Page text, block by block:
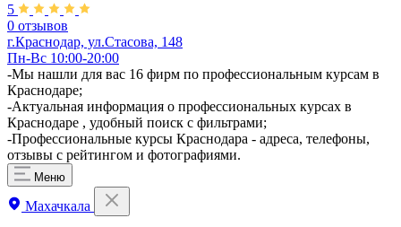
5
0 отзывов
г.Краснодар, ул.Стасова, 148
Пн-Вс 10:00-20:00
-Мы нашли для вас 16 фирм по профессиональным курсам в
Краснодаре;
-Актуальная информация о профессиональных курсах в
Краснодаре , удобный поиск с фильтрами;
-Профессиональные курсы Краснодара - адреса, телефоны,
отзывы с рейтингом и фотографиями.
Меню
Махачкала